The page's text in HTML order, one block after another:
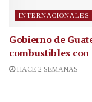
INTERNACIONALES
Gobierno de
combustibles
HACE 2 SEMANAS